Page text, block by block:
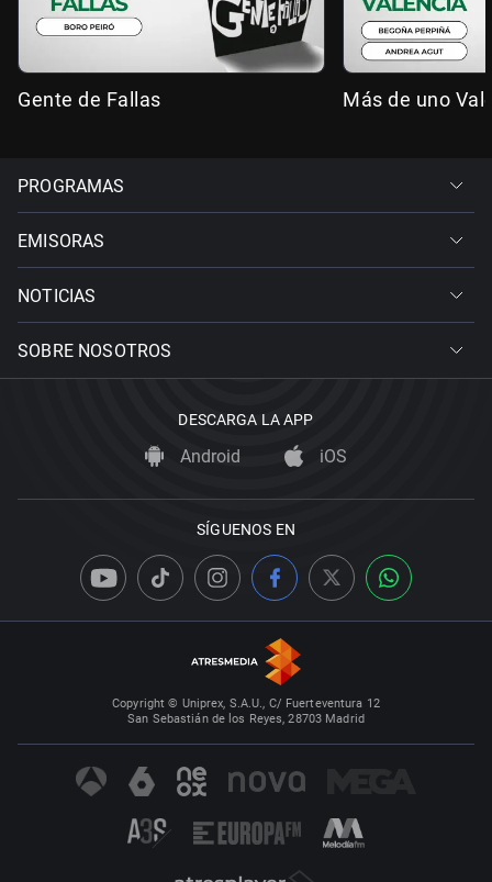
Gente de Fallas Más de uno
PROGRAMAS
EMISORAS
NOTICIAS
SOBRE NOSOTROS
DESCARGA LA APP
Android iOS
SÍGUENOS EN
Copyright © Uniprex, S.A.U., C/ Fuerteventura 12
San Sebastián de los Reyes, 28703 Madrid